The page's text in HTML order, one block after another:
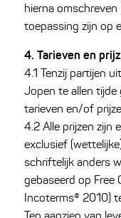
hierna
toepassing zijn op
4. Tarieven en
4.1 Tenzij partijen
Jopen te allen tijde
tarieven en/of
4.2 Alle prijzen zijn
exclusief
schriftelijk anders
gebaseerd op Free
Incoterms® 2010)